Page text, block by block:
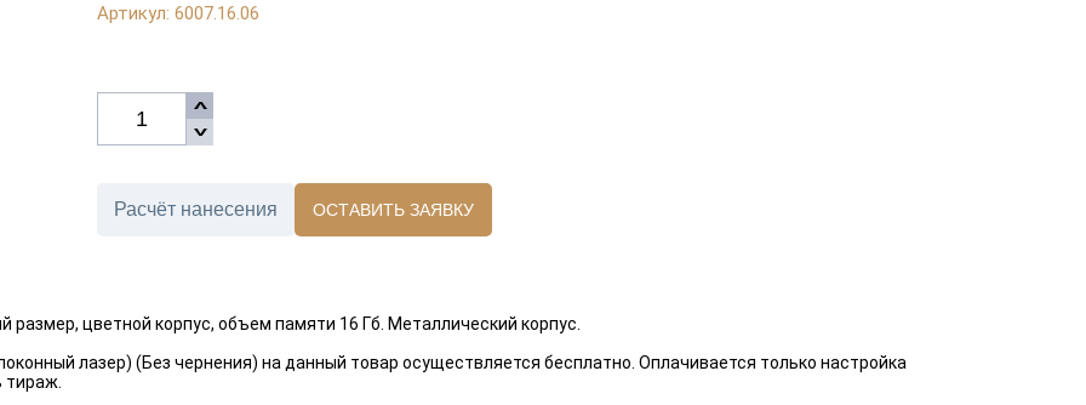
Артикул: 6007.16.06
Расчёт нанесения
ОСТАВИТЬ ЗАЯВКУ
цветной корпус, объем памяти 16 Гб. Металлический корпус.
лазер) (Без чернения) на данный товар осуществляется бесплатно. Оплачивается только настройка
тираж.